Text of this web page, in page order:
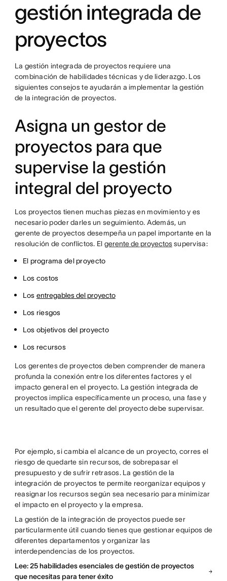
gestión integrada de
proyectos
La gestión integrada de proyectos requiere una
combinación de habilidades técnicas y de liderazgo. Los
siguientes consejos te ayudarán a implementar la gestión
de la integración de proyectos.
Asigna un gestor de
proyectos para que
supervise la gestión
integral del proyecto
Los proyectos tienen muchas piezas en movimiento y es
necesario poder darles un seguimiento. Además, un
gerente de proyectos desempeña un papel importante en la
resolución de conflictos. El gerente de proyectossupervisa:
El programa del proyecto
Los costos
Los entregables del proyecto
Los riesgos
Los objetivos del proyecto
Los recursos
Los gerentes de proyectos deben comprender de manera
profunda la conexión entre los diferentes factores y el
impacto general en el proyecto. La gestión integrada de
proyectos implica específicamente un proceso, una fase y
un resultado que el gerente del proyecto debe supervisar.
Por ejemplo, si cambia el alcance de un proyecto, corres el
riesgo de quedarte sin recursos, de sobrepasar el
presupuesto y de sufrir retrasos. La gestión de la
integración de proyectos te permite reorganizar equipos y
reasignar los recursos según sea necesario para minimizar
el impacto en el proyecto y la empresa.
La gestión de la integración de proyectos puede ser
particularmente útil cuando tienes que gestionar equipos de
diferentes departamentos y organizar las
interdependencias de los proyectos.
Lee: 25 habilidades esenciales de gestión de proyectos
que necesitas para tener éxito